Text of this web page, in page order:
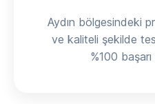
Aydın bölgesindeki
ve kaliteli şekilde
%100 başarı